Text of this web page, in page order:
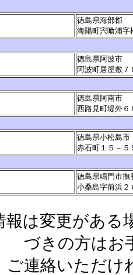
徳島県海部郡
海陽町宍喰浦字
徳島県阿波市
阿波町居屋敷７
徳島県阿南市
西路見町堤外６
徳島県小松島市
赤石町１５－５
徳島県鳴門市撫
小桑島字前浜２
は変更がある
づきの方はお
ご連絡いただけ